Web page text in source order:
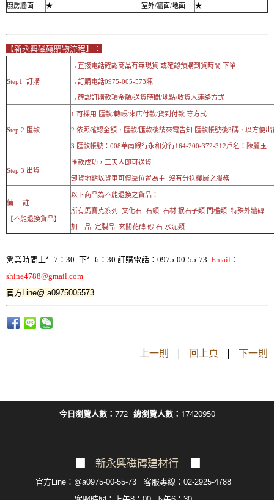
廚房牆面 ★ 室外/牆面/地面 ★
【新永興磁磚購物流程】：
Step1 訂購
→直接電話確認商品有無現貨 或確認預購到貨時間 下單
→訂購電話0975-005-573陳
→確認訂購款項金額/送貨時間/地點/收貨人連絡方式
Step 2 匯款
1.可採用 匯款/轉帳/來店付款/貨到付款 等方式
2.依照確認金額，匯款/匯款後請來電告知 匯款帳號後3碼，以方便出
3.匯款帳號：008華南銀行永和分行164-200-372-312戶名：陳麗玉
Step 3 出貨
匯款成功，三天內即可送貨
卸貨地點以貨車可停靠位置為主 沒有分送樓層之服務
備 註
【不能退換貨品】
以下商品為不能退換之貨品：
所有馬賽克系列 文化石 石頭 石材 抿石子類 門檻類 特殊外牆磚
加工品 定製品 玄關花磚 砂 石 水泥類
營業時間上午7：30_下午6：30 訂購電話：0975-00-55-73 Email：
shine4788@gmail.com
官方Line@ a0975005573
上一則 | 回上頁 | 下一則
今日瀏覽人數： 772 總瀏覽人數： 17420950
新永興磁磚建材行
官方Line：@a0975-00-55-73 客服專線：02-2925-4788